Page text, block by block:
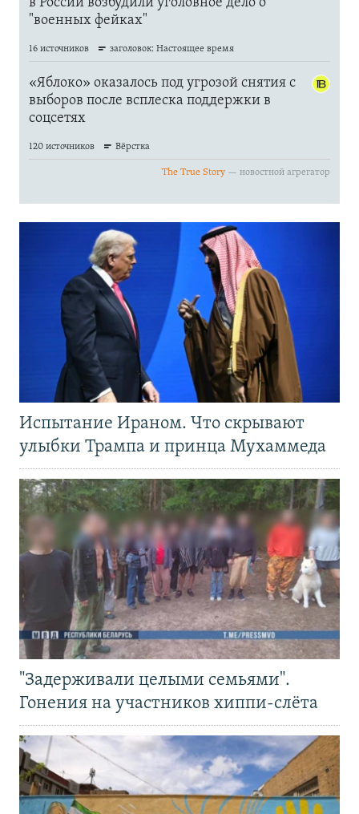
Испытание Ираном. Что скрывают
улыбки Трампа и принца Мухаммеда
"Задерживали целыми семьями".
Гонения на участников хиппи-слёта